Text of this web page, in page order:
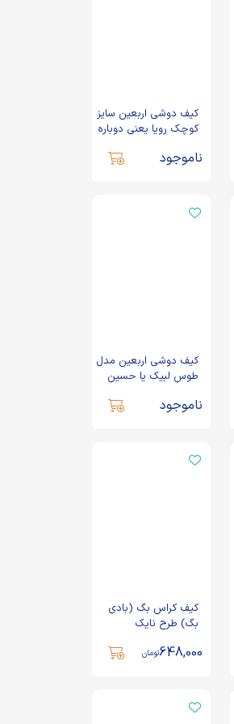
کیف دوشی اربعین سایز
کوچک رویا یعنی دوباره
ناموجود
کیف دوشی اربعین مدل
طوس لبیک یا حسین
ناموجود
کیف کراس بگ (بادی
بگ) طرح نایک
648,000تومان